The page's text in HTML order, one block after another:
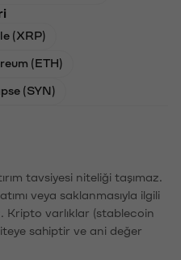
(XRP)
(ETH)
(SYN)
tavsiyesi niteliği taşımaz.
veya saklanmasıyla ilgili
Kripto varlıklar (stablecoin
sahiptir ve ani değer